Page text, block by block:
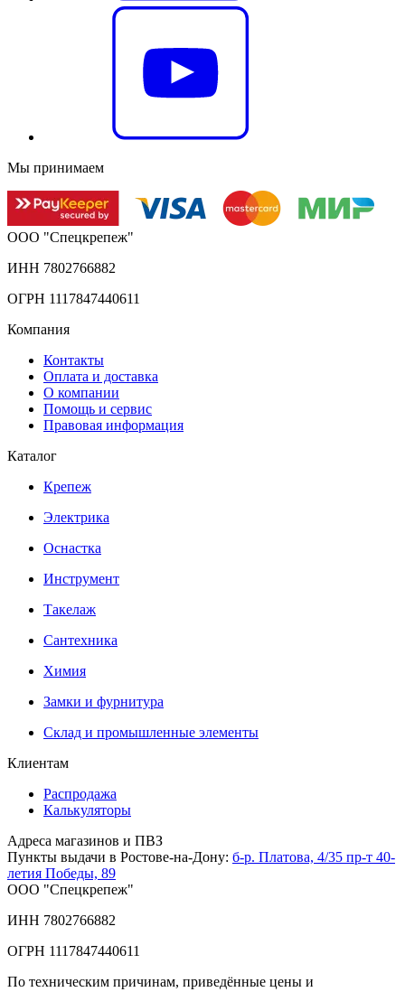
Мы принимаем
ООО "Спецкрепеж"
ИНН 7802766882
ОГРН 1117847440611
Компания
Контакты
Оплата и доставка
О компании
Помощь и сервис
Правовая информация
Каталог
Крепеж
Электрика
Оснастка
Инструмент
Такелаж
Сантехника
Химия
Замки и фурнитура
Склад и промышленные элементы
Клиентам
Распродажа
Калькуляторы
Адреса магазинов и ПВЗ
Пункты выдачи в Ростове-на-Дону: б-р. Платова, 4/35 пр-т 40-
летия Победы, 89
ООО "Спецкрепеж"
ИНН 7802766882
ОГРН 1117847440611
По техническим причинам, приведённые цены и